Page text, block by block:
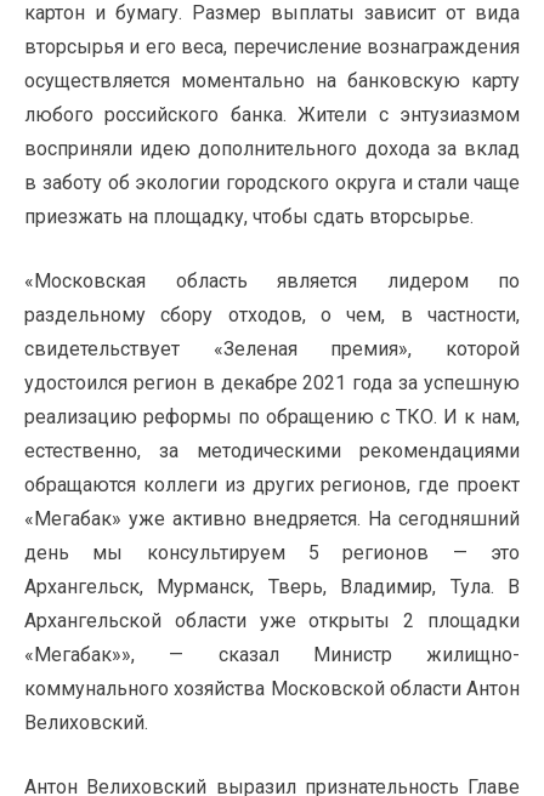
картон и бумагу. Размер выплаты зависит от вида
вторсырья и его веса, перечисление вознаграждения
осуществляется моментально на банковскую карту
любого российского банка. Жители с энтузиазмом
восприняли идею дополнительного дохода за вклад
в заботу об экологии городского округа и стали чаще
приезжать на площадку, чтобы сдать вторсырье.
«Московская область является лидером по
раздельному сбору отходов, о чем, в частности,
свидетельствует «Зеленая премия», которой
удостоился регион в декабре 2021 года за успешную
реализацию реформы по обращению с ТКО. И к нам,
естественно, за методическими рекомендациями
обращаются коллеги из других регионов, где проект
«Мегабак» уже активно внедряется. На сегодняшний
день мы консультируем 5 регионов — это
Архангельск, Мурманск, Тверь, Владимир, Тула. В
Архангельской области уже открыты 2 площадки
«Мегабак»», — сказал Министр жилищно-
коммунального хозяйства Московской области Антон
Велиховский.
Антон Велиховский выразил признательность Главе